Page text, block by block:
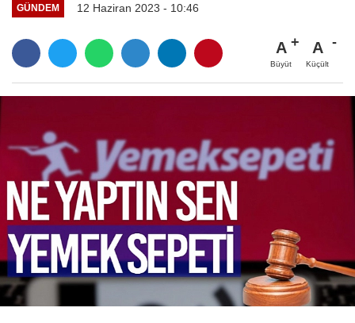
GÜNDEM 12 Haziran 2023 - 10:46
A
Büyüt
A
Küçült